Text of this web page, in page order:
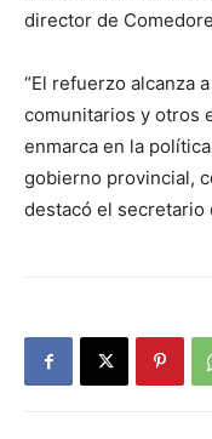
director de
“El refuerzo alcanza
comunitarios y otros
enmarca en la
gobierno provincial,
destacó el secretario